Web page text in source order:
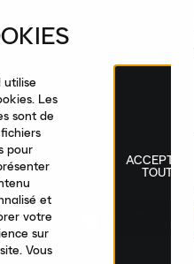
vous à la newsletter
nouveautés, collections
de produits sur
France|Français
utilise
Les
sont de
pour
et
votre
sur
Vous
ACCEPTER
TOUT